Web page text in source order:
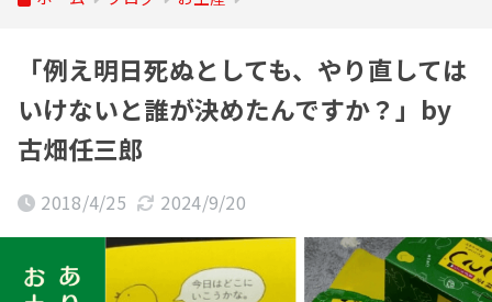
「例え明日死ぬとしても、やり直しては
いけないと誰が決めたんですか？」by
古畑任三郎
2018/4/25 2024/9/20